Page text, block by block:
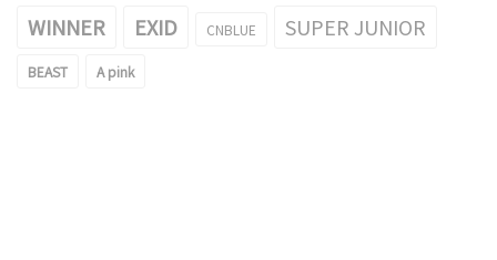
WINNER
EXID CNBLUE SUPER JUNIOR
BEAST A pink